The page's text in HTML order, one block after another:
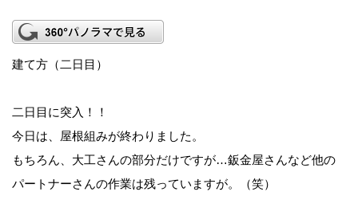
建て方（二日目）
二日目に突入！！
今日は、屋根組みが終わりました。
もちろん、大工さんの部分だけですが…鈑金屋さんなど他の
パートナーさんの作業は残っていますが。（笑）